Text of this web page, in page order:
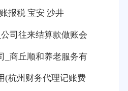
报税 宝安 沙井
司往来结算款做账会
_商丘顺和养老服务有
(杭州财务代理记账费